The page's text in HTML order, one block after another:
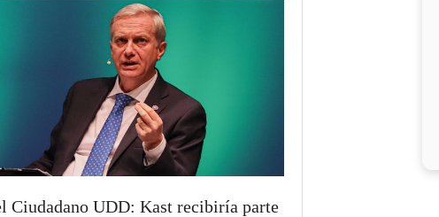
Ciudadano UDD: Kast recibiría parte